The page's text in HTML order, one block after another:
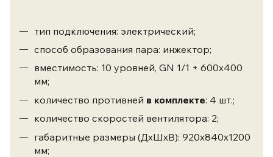
тип подключения: электрический;
способ образования пара: инжектор;
вместимость: 10 уровней, GN 1/1 + 600х400
мм;
количество противней в комплекте: 4 шт.;
количество скоростей вентилятора: 2;
габаритные размеры (ДхШхВ): 920х840х1200
мм;